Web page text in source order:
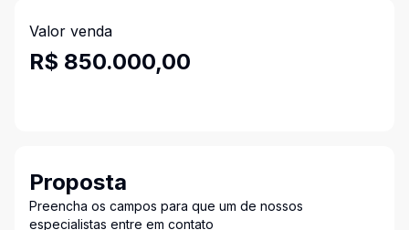
Valor venda
R$ 850.000,00
Proposta
Preencha os campos para que um de nossos
especialistas entre em contato